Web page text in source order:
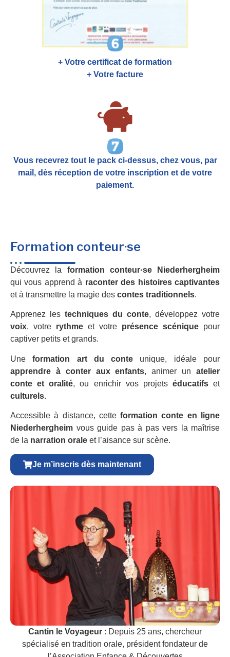
+ Votre certificat de formation
+ Votre facture
Vous recevrez tout le pack ci-dessus, chez vous, par
mail, dès réception de votre inscription et de votre
paiement.
Formation conteur·se
Découvrez la formation conteur·se Niederhergheim
qui vous apprend à raconter des histoires captivantes
et à transmettre la magie des contes traditionnels.
Apprenez les techniques du conte, développez votre
voix, votre rythme et votre présence scénique pour
captiver petits et grands.
Uneformation art du conte unique, idéale pour
apprendre à conter aux enfants, animer unatelier
conte et oralité, ou enrichir vos projets éducatifset
culturels.
Accessible à distance, cetteformation conte en ligne
Niederhergheim vous guide pas à pas vers la maîtrise
de la narration orale et l’aisance sur scène.
Je m’inscris dès maintenant
Cantin le Voyageur : Depuis 25 ans, chercheur
spécialisé en tradition orale, président fondateur de